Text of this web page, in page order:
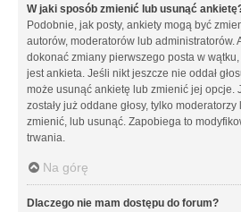
W jaki sposób zmienić lub usunąć
Podobnie, jak posty, ankiety mogą być
autorów, moderatorów lub administratorów.
dokonać zmiany pierwszego posta w
jest ankieta. Jeśli nikt jeszcze nie oddał
może usunąć ankietę lub zmienić jej opcje.
zostały już oddane głosy, tylko
zmienić, lub usunąć. Zapobiega to
trwania.
Na górę
Dlaczego nie mam dostępu do forum?